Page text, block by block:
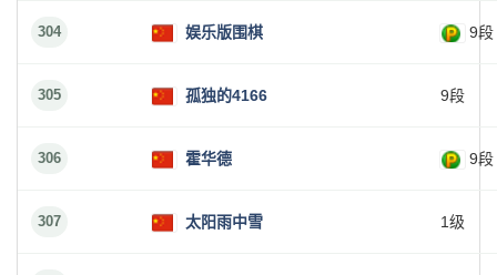
304 娱乐版围棋 9段
305 孤独的4166 9段
306 霍华德 9段
307 太阳雨中雪 1级